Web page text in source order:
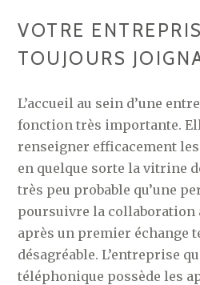
VOTRE
TOUJOURS
L’accueil au sein d’une
fonction très importante.
renseigner efficacement
en quelque sorte la vitrine
très peu probable qu’une
poursuivre la collaboration
après un premier échange
désagréable. L’entreprise
téléphonique possède les